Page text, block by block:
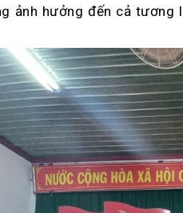
ảnh hưởng đến cả